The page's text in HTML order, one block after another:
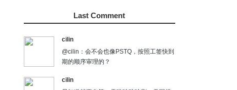
Last Comment
cilin
@cilin：会不会也像PSTQ，按照工签快到
期的顺序审理的？
cilin